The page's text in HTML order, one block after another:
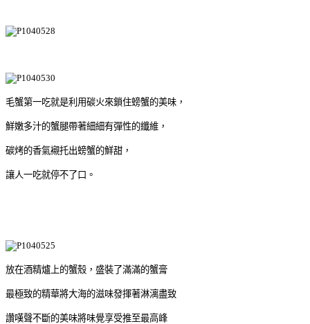
毛蟹第一吃就是利用碳火來鎖住螃蟹的美味，
鮮嫩多汁的蟹腿帶著細細有彈性的纖維，
碳烤的香氣襯托出螃蟹的鮮甜，
讓人一吃就停不了口。
放在酒精爐上的蟹殼，盛裝了滿滿的蟹膏
最極致的精華將大海的滋味發揮著淋漓盡致
讚嘆聲不斷的美味將味覺享受推至最高峰